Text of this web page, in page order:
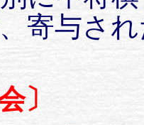
寄与さ
〕